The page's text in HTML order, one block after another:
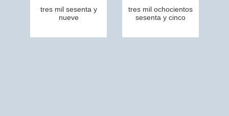
tres mil sesenta y
nueve
tres mil ochocientos
sesenta y cinco